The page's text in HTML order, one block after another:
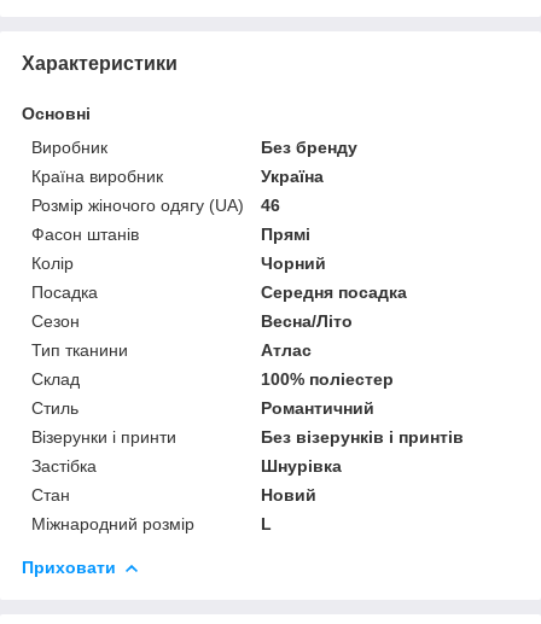
Характеристики
Основні
Виробник
Без бренду
Країна виробник
Україна
Розмір жіночого одягу (UA)
46
Фасон штанів
Прямі
Колір
Чорний
Посадка
Середня посадка
Сезон
Весна/Літо
Тип тканини
Атлас
Склад
100% поліестер
Стиль
Романтичний
Візерунки і принти
Без візерунків і принтів
Застібка
Шнурівка
Стан
Новий
Міжнародний розмір
L
Приховати